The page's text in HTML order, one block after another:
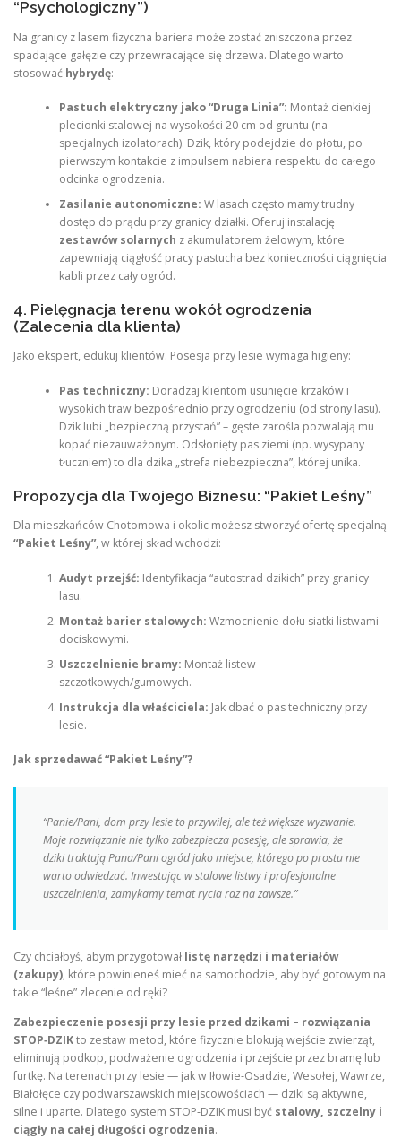
“Psychologiczny”)
Na granicy z lasem fizyczna bariera może zostać zniszczona przez
spadające gałęzie czy przewracające się drzewa. Dlatego warto
stosować hybrydę:
Pastuch elektryczny jako “Druga Linia”: Montaż cienkiej
plecionki stalowej na wysokości 20 cm od gruntu (na
specjalnych izolatorach). Dzik, który podejdzie do płotu, po
pierwszym kontakcie z impulsem nabiera respektu do całego
odcinka ogrodzenia.
Zasilanie autonomiczne: W lasach często mamy trudny
dostęp do prądu przy granicy działki. Oferuj instalację
zestawów solarnych z akumulatorem żelowym, które
zapewniają ciągłość pracy pastucha bez konieczności ciągnięcia
kabli przez cały ogród.
4. Pielęgnacja terenu wokół ogrodzenia
(Zalecenia dla klienta)
Jako ekspert, edukuj klientów. Posesja przy lesie wymaga higieny:
Pas techniczny: Doradzaj klientom usunięcie krzaków i
wysokich traw bezpośrednio przy ogrodzeniu (od strony lasu).
Dzik lubi „bezpieczną przystań” – gęste zarośla pozwalają mu
kopać niezauważonym. Odsłonięty pas ziemi (np. wysypany
tłuczniem) to dla dzika „strefa niebezpieczna”, której unika.
Propozycja dla Twojego Biznesu: “Pakiet Leśny”
Dla mieszkańców Chotomowa i okolic możesz stworzyć ofertę specjalną
“Pakiet Leśny”, w której skład wchodzi:
Audyt przejść: Identyfikacja “autostrad dzikich” przy granicy
lasu.
Montaż barier stalowych: Wzmocnienie dołu siatki listwami
dociskowymi.
Uszczelnienie bramy: Montaż listew
szczotkowych/gumowych.
Instrukcja dla właściciela: Jak dbać o pas techniczny przy
lesie.
Jak sprzedawać “Pakiet Leśny”?
“Panie/Pani, dom przy lesie to przywilej, ale też większe wyzwanie.
Moje rozwiązanie nie tylko zabezpiecza posesję, ale sprawia, że
dziki traktują Pana/Pani ogród jako miejsce, którego po prostu nie
warto odwiedzać. Inwestując w stalowe listwy i profesjonalne
uszczelnienia, zamykamy temat rycia raz na zawsze.”
Czy chciałbyś, abym przygotował listę narzędzi i materiałów
(zakupy), które powinieneś mieć na samochodzie, aby być gotowym na
takie “leśne” zlecenie od ręki?
Zabezpieczenie posesji przy lesie przed dzikami – rozwiązania
STOP‑DZIKto zestaw metod, które fizycznie blokują wejście zwierząt,
eliminują podkop, podważenie ogrodzenia i przejście przez bramę lub
furtkę. Na terenach przy lesie — jak w Iłowie‑Osadzie, Wesołej, Wawrze,
Białołęce czy podwarszawskich miejscowościach — dziki są aktywne,
silne i uparte. Dlatego system STOP‑DZIK musi być stalowy, szczelny i
ciągły na całej długości ogrodzenia.